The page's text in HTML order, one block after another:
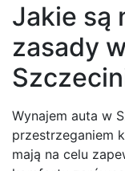
Jakie są
zasady
Wynajem auta w
przestrzeganiem
mają na celu